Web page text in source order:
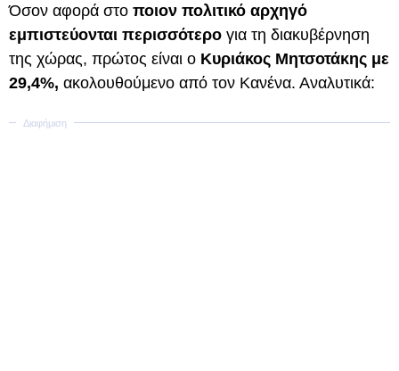
Όσον αφορά στο ποιον πολιτικό αρχηγό
εμπιστεύονται περισσότερο για τη διακυβέρνηση
της χώρας, πρώτος είναι ο Κυριάκος Μητσοτάκης με
29,4%, ακολουθούμενο από τον Κανένα. Αναλυτικά: